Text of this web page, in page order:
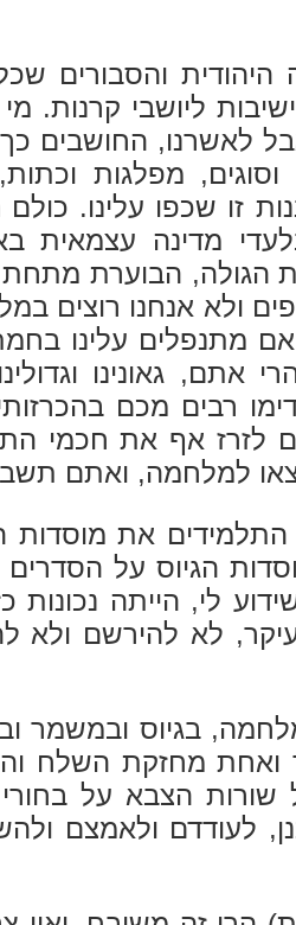
היהודית והסבורים
ליושבי קרנות.
לאשרנו, החושבים
מפלגות
שכפו עלינו. כולם
מדינה עצמאית
הגולה, הבוערת
ולא אנחנו רוצים
מתנפלים עלינו
גאונינו
רבים מכם
לזרז אף את חכמי
למלחמה, ואתם
את מוסדות
הגיוס על הסדרים
לי, הייתה נכונות
לא להירשם ולא
בגיוס ובמשמר
ואחת מחזקת השלח
הצבא על
לעודדם ולאמצם